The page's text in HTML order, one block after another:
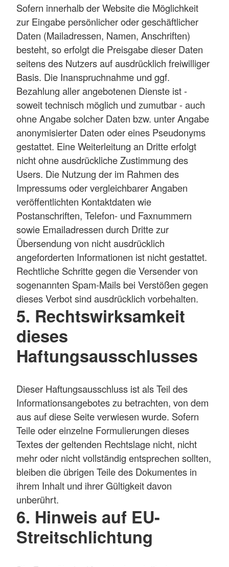
Sofern innerhalb der Website die Möglichkeit
zur Eingabe persönlicher oder geschäftlicher
Daten (Mailadressen, Namen, Anschriften)
besteht, so erfolgt die Preisgabe dieser Daten
seitens des Nutzers auf ausdrücklich freiwilliger
Basis. Die Inanspruchnahme und ggf.
Bezahlung aller angebotenen Dienste ist -
soweit technisch möglich und zumutbar - auch
ohne Angabe solcher Daten bzw. unter Angabe
anonymisierter Daten oder eines Pseudonyms
gestattet. Eine Weiterleitung an Dritte erfolgt
nicht ohne ausdrückliche Zustimmung des
Users. Die Nutzung der im Rahmen des
Impressums oder vergleichbarer Angaben
veröffentlichten Kontaktdaten wie
Postanschriften, Telefon- und Faxnummern
sowie Emailadressen durch Dritte zur
Übersendung von nicht ausdrücklich
angeforderten Informationen ist nicht gestattet.
Rechtliche Schritte gegen die Versender von
sogenannten Spam-Mails bei Verstößen gegen
dieses Verbot sind ausdrücklich vorbehalten.
5. Rechtswirksamkeit
dieses
Haftungsausschlusses
Dieser Haftungsausschluss ist als Teil des
Informationsangebotes zu betrachten, von dem
aus auf diese Seite verwiesen wurde. Sofern
Teile oder einzelne Formulierungen dieses
Textes der geltenden Rechtslage nicht, nicht
mehr oder nicht vollständig entsprechen sollten,
bleiben die übrigen Teile des Dokumentes in
ihrem Inhalt und ihrer Gültigkeit davon
unberührt.
6. Hinweis auf EU-
Streitschlichtung